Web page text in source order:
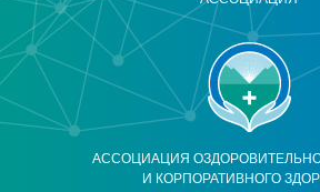
АССОЦИАЦИЯ
И КОРПОРАТИВНОГО